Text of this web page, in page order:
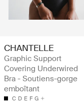
CHANTELLE
Graphic Support
Covering Underwired
Bra - Soutiens-gorge
emboîtant
C D E F G